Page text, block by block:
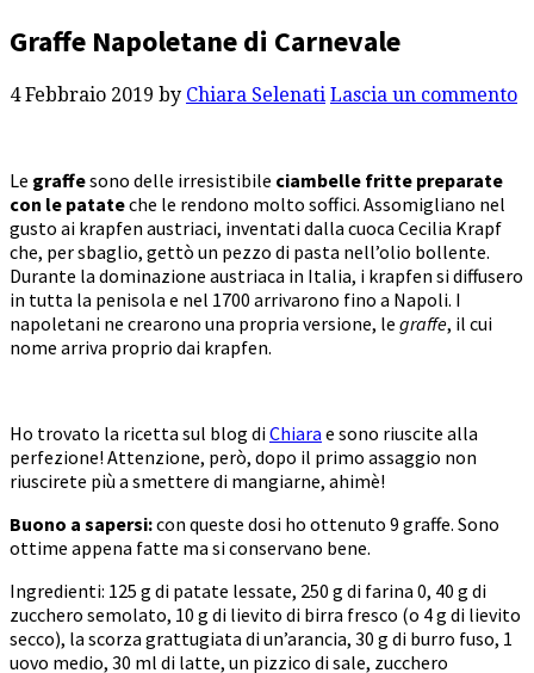
Graffe Napoletane di Carnevale
4 Febbraio 2019 by Chiara Selenati Lascia un commento
Le graffesono delle irresistibile ciambelle fritte preparate
con le patateche le rendono molto soffici. Assomigliano nel
gusto ai krapfen austriaci, inventati dalla cuoca Cecilia Krapf
che, per sbaglio, gettò un pezzo di pasta nell’olio bollente.
Durante la dominazione austriaca in Italia, i krapfen si diffusero
in tutta la penisola e nel 1700 arrivarono fino a Napoli. I
napoletani ne crearono una propria versione, le graffe, il cui
nome arriva proprio dai krapfen.
Ho trovato la ricetta sul blog diChiara e sono riuscite alla
perfezione! Attenzione, però, dopo il primo assaggio non
riuscirete più a smettere di mangiarne, ahimè!
Buono a sapersi:con queste dosi ho ottenuto 9 graffe. Sono
ottime appena fatte ma si conservano bene.
Ingredienti: 125 g di patate lessate, 250 g di farina 0, 40 g di
zucchero semolato, 10 g di lievito di birra fresco (o 4 g di lievito
secco), la scorza grattugiata di un’arancia, 30 g di burro fuso, 1
uovo medio, 30 ml di latte, un pizzico di sale, zucchero